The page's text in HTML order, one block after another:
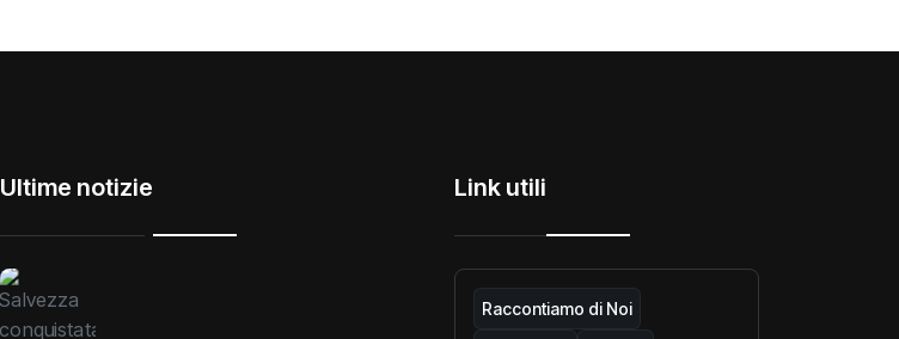
Ultime notizie Link utili
Raccontiamo di Noi